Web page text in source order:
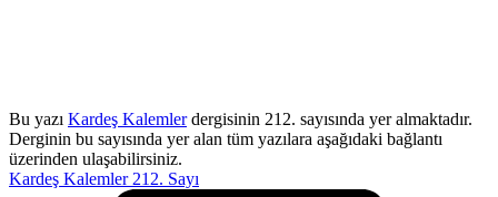
Bu yazı Kardeş Kalemlerdergisinin 212. sayısında yer almaktadır.
Derginin bu sayısında yer alan tüm yazılara aşağıdaki bağlantı
üzerinden ulaşabilirsiniz.
Kardeş Kalemler 212. Sayı